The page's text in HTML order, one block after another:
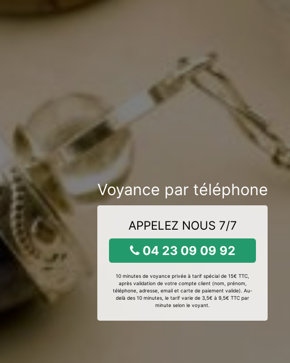
Voyance par téléphone
APPELEZ NOUS 7/7
04 23 09 09 92
10 minutes de voyance privée à tarif spécial de 15€ TTC,
après validation de votre compte client (nom, prénom,
téléphone, adresse, email et carte de paiement valide). Au-
delà des 10 minutes, le tarif varie de 3,5€ à 9,5€ TTC par
minute selon le voyant.